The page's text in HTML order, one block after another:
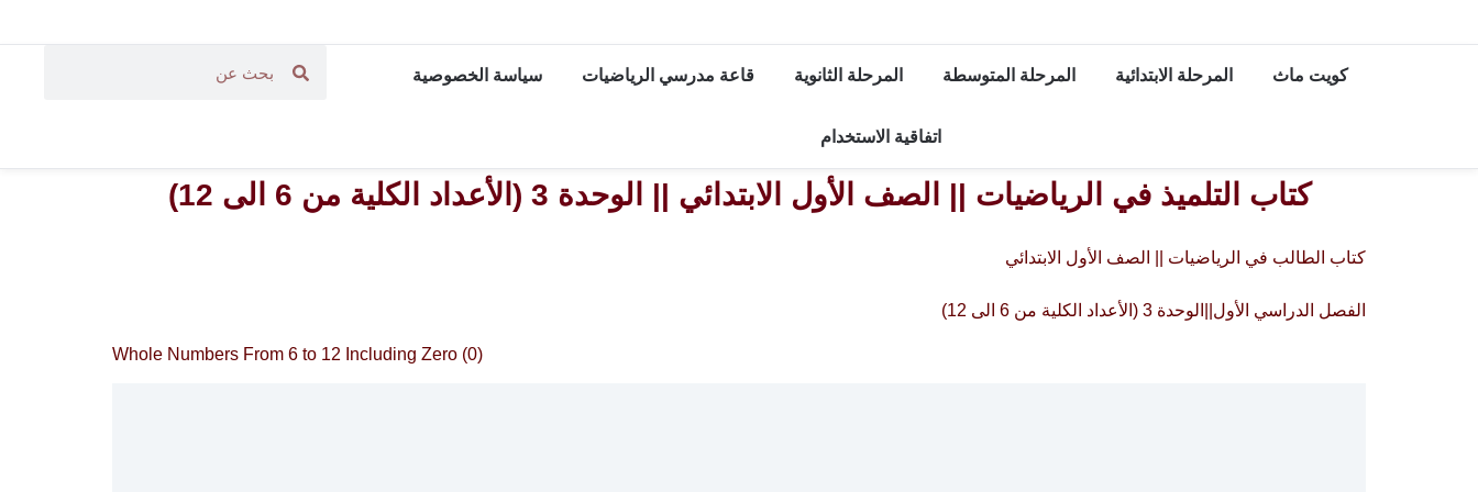
كويت ماث المرحلة الابتدائية المرحلة المتوسطة المرحلة الثانوية قاعة مدرسي الرياضيات سياسة الخصوصية
اتفاقية الاستخدام
كتاب التلميذ في الرياضيات || الصف الأول الابتدائي || الوحدة 3 (الأعداد الكلية من 6 الى 12)
كتاب الطالب في الرياضيات || الصف الأول الابتدائي
الفصل الدراسي الأول||الوحدة 3 (الأعداد الكلية من 6 الى 12)
Whole Numbers From 6 to 12 Including Zero (0)